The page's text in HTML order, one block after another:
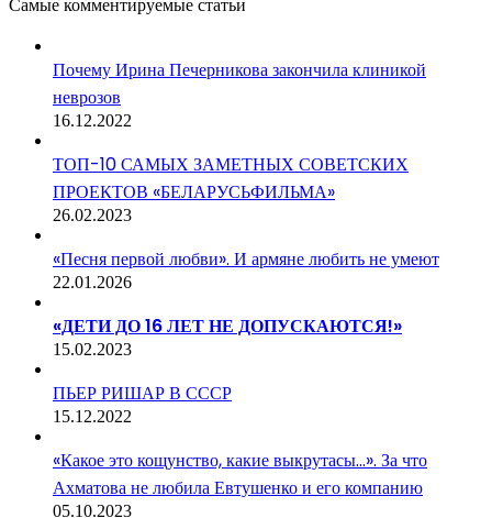
Почему Ирина Печерникова закончила клиникой
неврозов
16.12.2022
ТОП-10 САМЫХ ЗАМЕТНЫХ СОВЕТСКИХ
ПРОЕКТОВ «БЕЛАРУСЬФИЛЬМА»
26.02.2023
«Песня первой любви». И армяне любить не умеют
22.01.2026
«ДЕТИ ДО 16 ЛЕТ НЕ ДОПУСКАЮТСЯ!»
15.02.2023
ПЬЕР РИШАР В СССР
15.12.2022
«Какое это кощунство, какие выкрутасы…». За что
Ахматова не любила Евтушенко и его компанию
05.10.2023